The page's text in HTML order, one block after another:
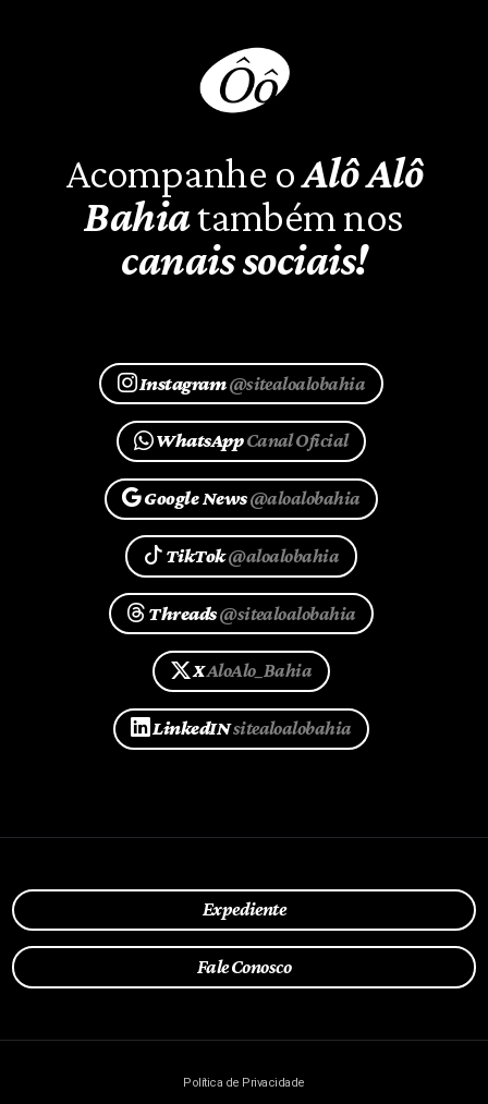
Acompanhe oAlô Alô
Bahiatambém nos
canais sociais!
Instagram@sitealoalobahia
WhatsAppCanal Oficial
Google News@aloalobahia
TikTok@aloalobahia
Threads@sitealoalobahia
XAloAlo_Bahia
LinkedINsitealoalobahia
Expediente
Fale Conosco
Política de Privacidade